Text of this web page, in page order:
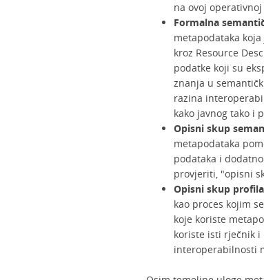
na ovoj
Formalna
metapodataka
kroz Resource
podatke koji su
znanja u
razina
kako javnog tako i
Opisni skup
metapodataka
podataka i
provjeriti, "opisni
Opisni skup
kao proces kojim
koje koriste
koriste isti rječnik
interoperabilnosti